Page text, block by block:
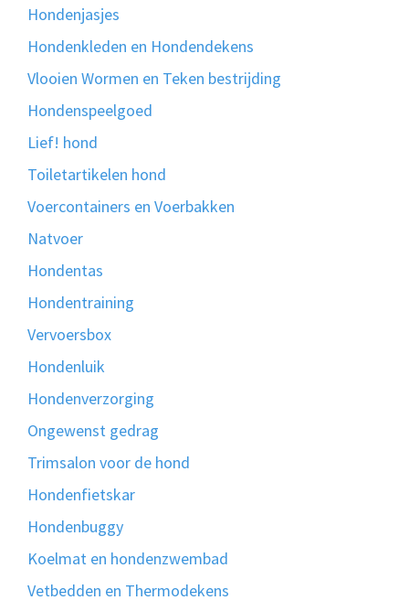
Hondenjasjes
Hondenkleden en Hondendekens
Vlooien Wormen en Teken bestrijding
Hondenspeelgoed
Lief! hond
Toiletartikelen hond
Voercontainers en Voerbakken
Natvoer
Hondentas
Hondentraining
Vervoersbox
Hondenluik
Hondenverzorging
Ongewenst gedrag
Trimsalon voor de hond
Hondenfietskar
Hondenbuggy
Koelmat en hondenzwembad
Vetbedden en Thermodekens